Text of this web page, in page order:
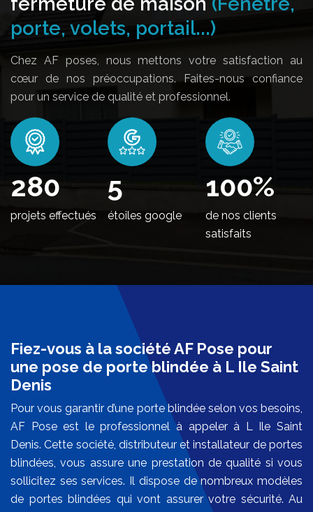
porte, volets, portail...)
Chez AF poses, nous mettons votre satisfaction au
cœur de nos préoccupations. Faites-nous confiance
pour un service de qualité et professionnel.
342
projets effectués
5
étoiles google
100%
de nos clients
satisfaits
Fiez-vous à la société AF Pose pour
une pose de porte blindée à L Ile Saint
Denis
Pour vous garantir d’une porte blindée selon vos besoins,
AF Pose est le professionnel à appeler à L Ile Saint
Denis. Cette société, distributeur et installateur de portes
blindées, vous assure une prestation de qualité si vous
sollicitez ses services. Il dispose de nombreux modèles
de portes blindées qui vont assurer votre sécurité. Au